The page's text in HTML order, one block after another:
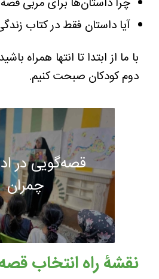
آیا داستان فقط در کتاب
با ما از ابتدا تا انتها همراه
دوم کودکان صبحت کنیم.
قصه‌گویی در
چمران
نقشۀ راه انتخاب